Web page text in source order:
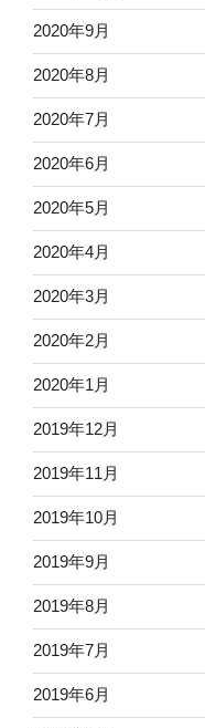
2020年9月
2020年8月
2020年7月
2020年6月
2020年5月
2020年4月
2020年3月
2020年2月
2020年1月
2019年12月
2019年11月
2019年10月
2019年9月
2019年8月
2019年7月
2019年6月